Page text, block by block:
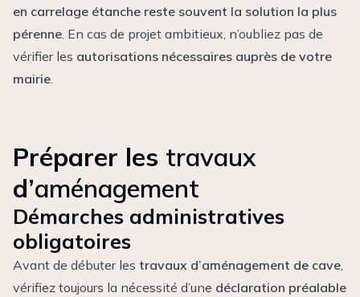
en carrelage étanche reste souvent la solution la plus
pérenne. En cas de projet ambitieux, n’oubliez pas de
vérifier les autorisations nécessaires auprès de votre
mairie.
Préparer les travaux
d’aménagement
Démarches administratives
obligatoires
Avant de débuter les travaux d’aménagement de cave,
vérifiez toujours la nécessité d’une déclaration préalable